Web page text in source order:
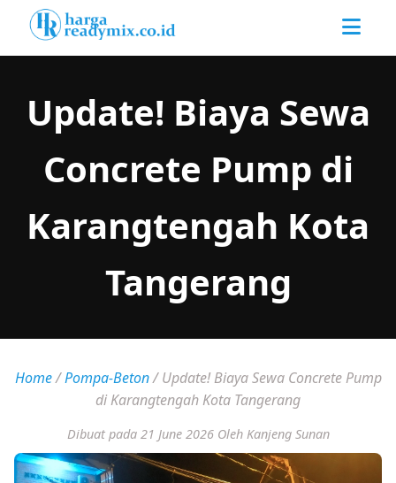
Update! Biaya Sewa
Concrete Pump di
Karangtengah Kota
Tangerang
Home/Pompa-Beton/Update! Biaya Sewa Concrete Pump
di Karangtengah Kota Tangerang
Dibuat pada 21 June 2026 Oleh Kanjeng Sunan